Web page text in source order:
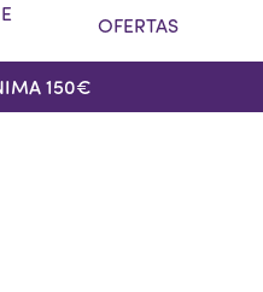
OFERTAS
150€